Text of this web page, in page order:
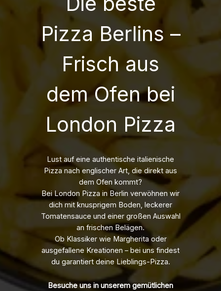
Pizza Berlins –
Frisch aus
dem Ofen bei
London Pizza
Lust auf eine authentische italienische
Pizza nach englischer Art, die direkt aus
dem Ofen kommt?
Bei London Pizza in Berlin verwöhnen wir
dich mit knusprigem Boden, leckerer
Tomatensauce und einer großen Auswahl
an frischen Belägen.
Ob Klassiker wie Margherita oder
ausgefallene Kreationen – bei uns findest
du garantiert deine Lieblings-Pizza.
Besuche uns in unserem gemütlichen